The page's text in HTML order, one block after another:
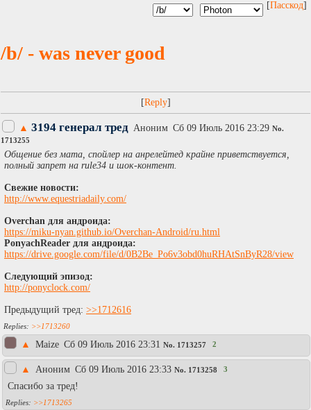
[Пасскод]
/b/ - was never good
[ ]
▲ 3194 генерал тред Аноним Сб 09 Июль 2016 23:29 No.
1713255
Общение без мата, спойлер на анрелейтед крайне приветствуется,
полный запрет на rule34 и шок-контент.
Свежие новости:
http://www.equestriadaily.com/
Overchan для андроида:
https://miku-nyan.github.io/Overchan-Android/ru.html
PonyachReader для андроида:
https://drive.google.com/file/d/0B2Be_Po6v3obd0huRHAtSnByR28/view
Следующий эпизод:
http://ponyclock.com/
Предыдущий тред: >>1712616
>>1713260
▲ Maize Сб 09 Июль 2016 23:31 No. 1713257 2
▲ Аноним Сб 09 Июль 2016 23:33 No. 1713258 3
Спасибо за тред!
>>1713265